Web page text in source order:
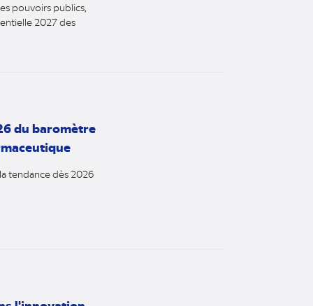
pouvoirs publics,
2027 des
du baromètre
tendance dès 2026